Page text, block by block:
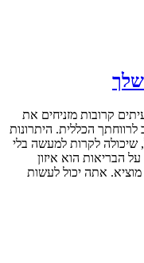
שלך
קרובות מזניחים את
הכללית. היתרונות
שיכולה לקרות למעשה בלי
הבריאות הוא איזון
אתה יכול לעשות